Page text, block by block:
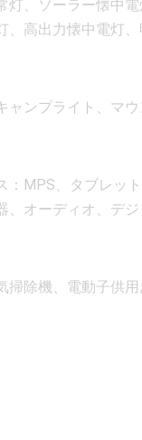
灯、ソーラー懐中
高出力懐中電灯、
ャンプライト、マ
：MPS、タブレッ
オーディオ、デジ
除機、電動子供